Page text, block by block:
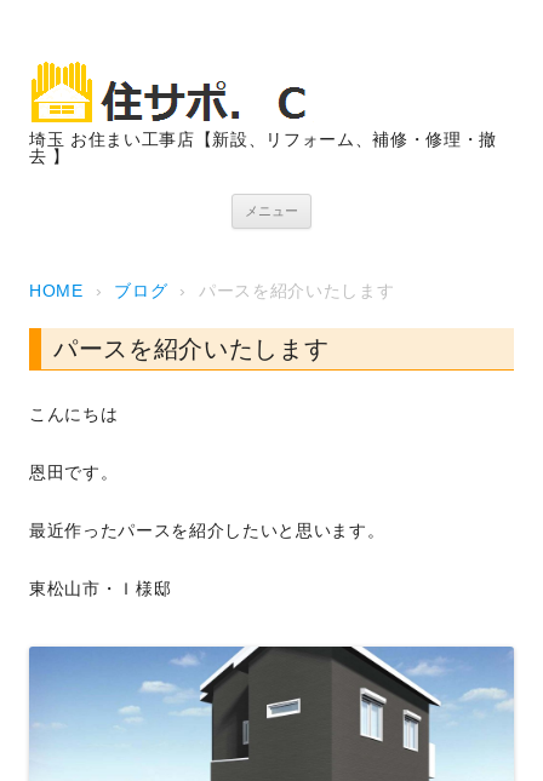
埼玉 お住まい工事店【新設、リフォーム、補修・修理・撤
去 】
メニュー
HOME › ブログ › パースを紹介いたします
パースを紹介いたします
こんにちは
恩田です。
最近作ったパースを紹介したいと思います。
東松山市・Ｉ様邸